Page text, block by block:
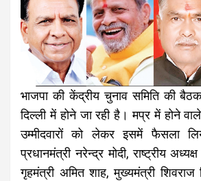
भाजपा की केंद्रीय चुनाव समिति की
दिल्ली में होने जा रही है। मप्र में होने
उम्मीदवारों को लेकर इसमें फैसला
प्रधानमंत्री नरेन्द्र मोदी, राष्ट्रीय
गृहमंत्री अमित शाह, मुख्यमंत्री